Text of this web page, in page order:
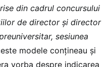
din cadrul concursului
de director şi director
sesiunea
modele conțineau și
vorba despre indicarea